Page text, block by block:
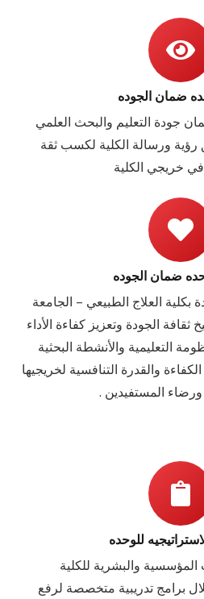
ضمان الجوده
جودة التعليم والبحث العلمي
رؤية ورسالة الكلية لكسب ثقة
خريجي الكلية
ضمان الجوده
العلاج الطبيعي – الجامعة
الجودة وتعزيز كفاءة الأداء
التعليمية والأنشطة البحثية
والقدرة التنافسية لخريجيها
المستفيدين .
للوحده
المؤسسية والبشرية للكلية
برامج تدريبية متخصصة لرفع